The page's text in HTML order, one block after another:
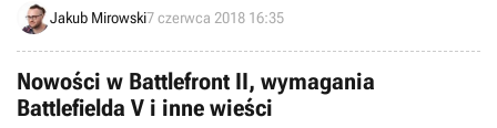
nielegalnych oraz będące „oczywistym trollingiem”.
Jakub Mirowski7 czerwca 2018 16:35
Nowości w Battlefront II, wymagania
Battlefielda V i inne wieści